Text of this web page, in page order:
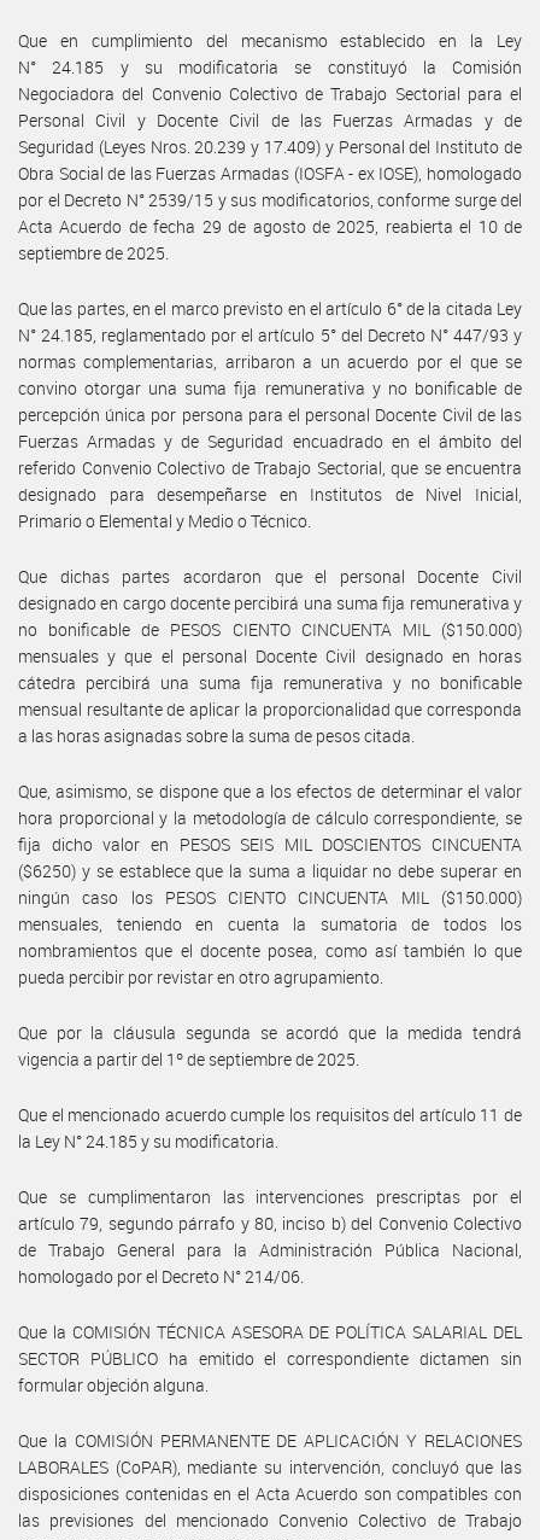
Que en cumplimiento del mecanismo establecido en la Ley
N° 24.185 y su modificatoria se constituyó la Comisión
Negociadora del Convenio Colectivo de Trabajo Sectorial para el
Personal Civil y Docente Civil de las Fuerzas Armadas y de
Seguridad (Leyes Nros. 20.239 y 17.409) y Personal del Instituto de
Obra Social de las Fuerzas Armadas (IOSFA - ex IOSE), homologado
por el Decreto N° 2539/15 y sus modificatorios, conforme surge del
Acta Acuerdo de fecha 29 de agosto de 2025, reabierta el 10 de
septiembre de 2025.
Que las partes, en el marco previsto en el artículo 6° de la citada Ley
N° 24.185, reglamentado por el artículo 5° del Decreto N° 447/93 y
normas complementarias, arribaron a un acuerdo por el que se
convino otorgar una suma fija remunerativa y no bonificable de
percepción única por persona para el personal Docente Civil de las
Fuerzas Armadas y de Seguridad encuadrado en el ámbito del
referido Convenio Colectivo de Trabajo Sectorial, que se encuentra
designado para desempeñarse en Institutos de Nivel Inicial,
Primario o Elemental y Medio o Técnico.
Que dichas partes acordaron que el personal Docente Civil
designado en cargo docente percibirá una suma fija remunerativa y
no bonificable de PESOS CIENTO CINCUENTA MIL ($150.000)
mensuales y que el personal Docente Civil designado en horas
cátedra percibirá una suma fija remunerativa y no bonificable
mensual resultante de aplicar la proporcionalidad que corresponda
a las horas asignadas sobre la suma de pesos citada.
Que, asimismo, se dispone que a los efectos de determinar el valor
hora proporcional y la metodología de cálculo correspondiente, se
fija dicho valor en PESOS SEIS MIL DOSCIENTOS CINCUENTA
($6250) y se establece que la suma a liquidar no debe superar en
ningún caso los PESOS CIENTO CINCUENTA MIL ($150.000)
mensuales, teniendo en cuenta la sumatoria de todos los
nombramientos que el docente posea, como así también lo que
pueda percibir por revistar en otro agrupamiento.
Que por la cláusula segunda se acordó que la medida tendrá
vigencia a partir del 1º de septiembre de 2025.
Que el mencionado acuerdo cumple los requisitos del artículo 11 de
la Ley N° 24.185 y su modificatoria.
Que se cumplimentaron las intervenciones prescriptas por el
artículo 79, segundo párrafo y 80, inciso b) del Convenio Colectivo
de Trabajo General para la Administración Pública Nacional,
homologado por el Decreto N° 214/06.
Que la COMISIÓN TÉCNICA ASESORA DE POLÍTICA SALARIAL DEL
SECTOR PÚBLICO ha emitido el correspondiente dictamen sin
formular objeción alguna.
Que la COMISIÓN PERMANENTE DE APLICACIÓN Y RELACIONES
LABORALES (CoPAR), mediante su intervención, concluyó que las
disposiciones contenidas en el Acta Acuerdo son compatibles con
las previsiones del mencionado Convenio Colectivo de Trabajo